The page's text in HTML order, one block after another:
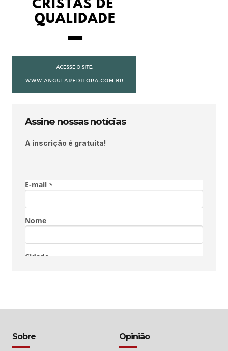
Assine nossas notícias
A inscrição é gratuita!
Sobre Opinião